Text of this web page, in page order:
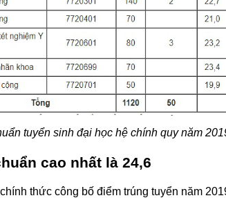
tuyển sinh đại học hệ chính quy năm
cao nhất là 24,6
thức công bố điểm trúng tuyển năm